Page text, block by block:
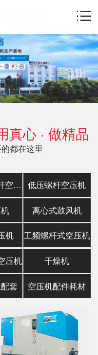
真心 · 做精品
都在这里
两级压缩螺杆空压机 低压螺杆空压机
离心式鼓风机
机 工频螺杆式空压机
压机 干燥机
套 空压机配件耗材